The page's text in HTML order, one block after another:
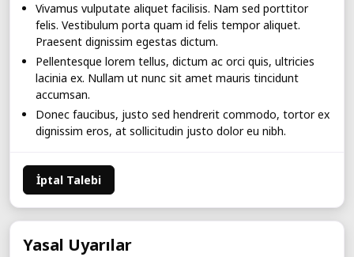
Vivamus vulputate aliquet facilisis. Nam sed porttitor
felis. Vestibulum porta quam id felis tempor aliquet.
Praesent dignissim egestas dictum.
Pellentesque lorem tellus, dictum ac orci quis, ultricies
lacinia ex. Nullam ut nunc sit amet mauris tincidunt
accumsan.
Donec faucibus, justo sed hendrerit commodo, tortor ex
dignissim eros, at sollicitudin justo dolor eu nibh.
İptal Talebi
Yasal Uyarılar